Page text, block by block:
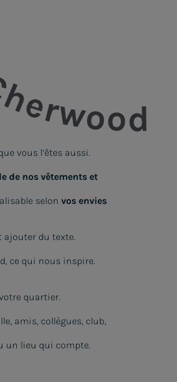
vous l’êtes aussi.
de nos vêtements et
selon vos envies
ajouter du texte.
ce qui nous inspire.
quartier.
amis, collègues, club,
un lieu qui compte.